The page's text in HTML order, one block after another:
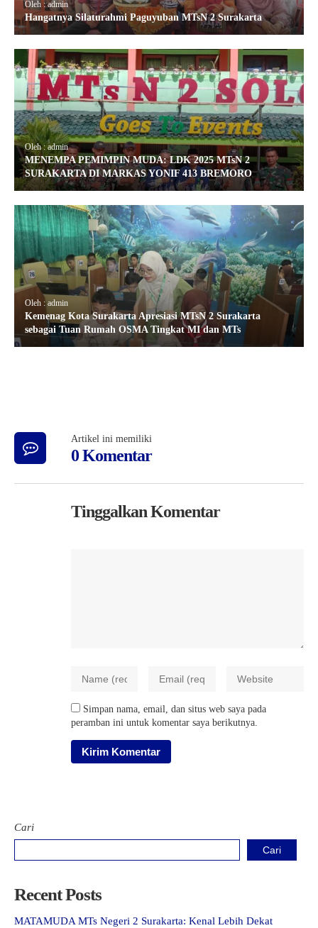
Oleh : admin
Hangatnya Silaturahmi Paguyuban MTsN 2 Surakarta
Oleh : admin
MENEMPA PEMIMPIN MUDA: LDK 2025 MTsN 2
SURAKARTA DI MARKAS YONIF 413 BREMORO
Oleh : admin
Kemenag Kota Surakarta Apresiasi MTsN 2 Surakarta
sebagai Tuan Rumah OSMA Tingkat MI dan MTs
Artikel ini memiliki
0 Komentar
Tinggalkan Komentar
Simpan nama, email, dan situs web saya pada
peramban ini untuk komentar saya berikutnya.
Cari
Cari
Recent Posts
MATAMUDA MTs Negeri 2 Surakarta: Kenal Lebih Dekat